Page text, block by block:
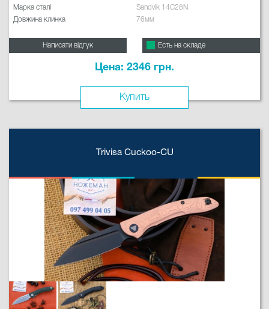
Марка сталі
Sandvik 14C28N
Довжина клинка
76мм
Написати відгук Есть на складе
Цена: 2346 грн.
Купить
Trivisa Cuckoo-CU